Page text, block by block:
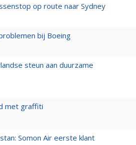
op route naar Sydney
bij Boeing
steun aan duurzame
met graffiti
Somon Air eerste klant